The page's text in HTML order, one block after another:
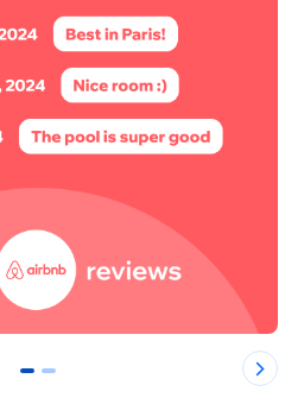
0 1